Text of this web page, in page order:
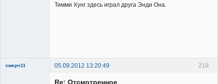
Тимми Хунг здесь играл друга Энди Она.
218
смерч11
05.09.2012 13:20:49
Re: Отсмотренное